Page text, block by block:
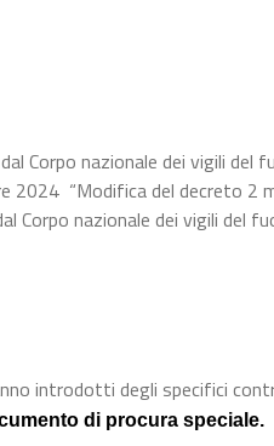
Corpo nazionale dei vigili del
2024 “Modifica del decreto 2
nazionale dei vigili del
introdotti degli specifici
di procura speciale.